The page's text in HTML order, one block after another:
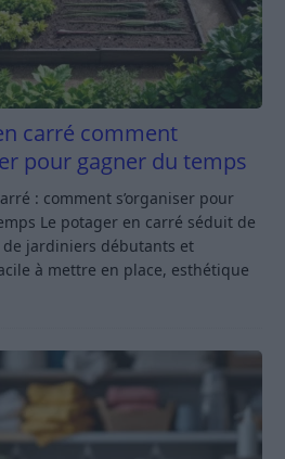
carré comment
pour gagner du temps
: comment s’organiser pour
Le potager en carré séduit de
jardiniers débutants et
à mettre en place, esthétique